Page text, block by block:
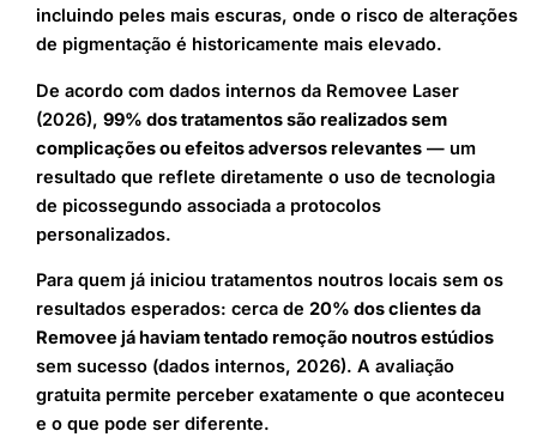
incluindo peles mais escuras, onde o risco de alterações
de pigmentação é historicamente mais elevado.
De acordo com dados internos da Removee Laser
(2026),99% dos tratamentos são realizados sem
complicações ou efeitos adversos relevantes — um
resultado que reflete diretamente o uso de tecnologia
de picossegundo associada a protocolos
personalizados.
Para quem já iniciou tratamentos noutros locais sem os
resultados esperados: cerca de20% dos clientes da
Removee já haviam tentado remoção noutros estúdios
sem sucesso (dados internos, 2026). A avaliação
gratuita permite perceber exatamente o que aconteceu
e o que pode ser diferente.